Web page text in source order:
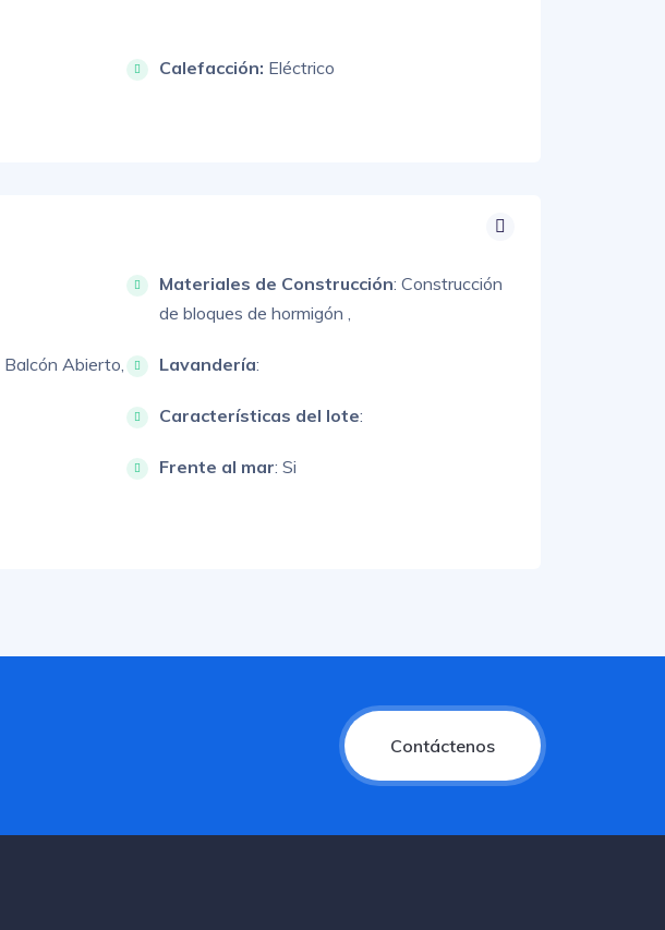
Calefacción: Eléctrico
Materiales de Construcción: Construcción
de bloques de hormigón ,
Balcón Abierto, Lavandería:
Características del lote:
Frente al mar: Si
Contáctenos